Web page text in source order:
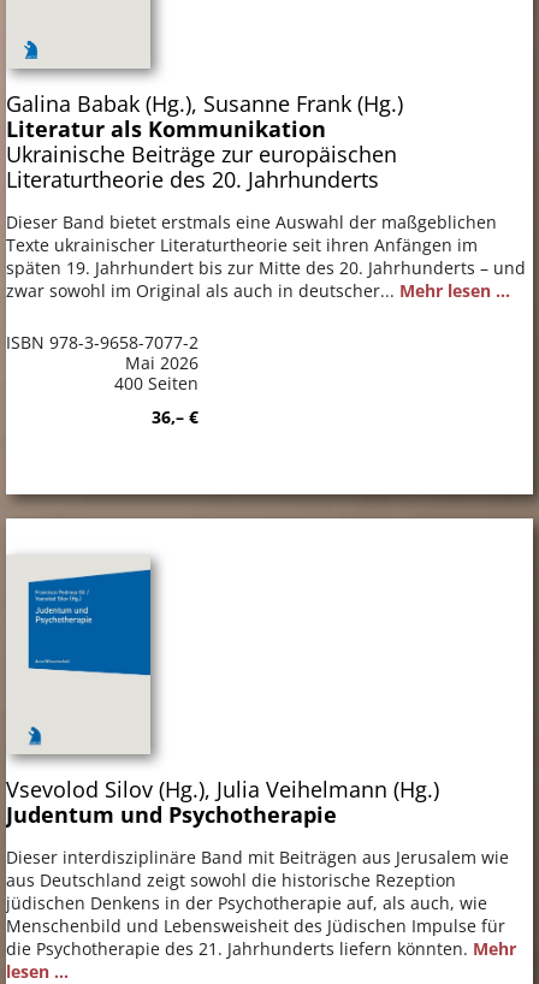
Galina Babak (Hg.), Susanne Frank (Hg.)
Literatur als Kommunikation
Ukrainische Beiträge zur europäischen
Literaturtheorie des 20. Jahrhunderts
Dieser Band bietet erstmals eine Auswahl der maßgeblichen
Texte ukrainischer Literaturtheorie seit ihren Anfängen im
späten 19. Jahrhundert bis zur Mitte des 20. Jahrhunderts – und
zwar sowohl im Original als auch in deutscher... Mehr lesen ...
ISBN 978-3-9658-7077-2
Mai 2026
400 Seiten
36,– €
Vsevolod Silov (Hg.), Julia Veihelmann (Hg.)
Judentum und Psychotherapie
Dieser interdisziplinäre Band mit Beiträgen aus Jerusalem wie
aus Deutschland zeigt sowohl die historische Rezeption
jüdischen Denkens in der Psychotherapie auf, als auch, wie
Menschenbild und Lebensweisheit des Jüdischen Impulse für
die Psychotherapie des 21. Jahrhunderts liefern könnten. Mehr
lesen ...